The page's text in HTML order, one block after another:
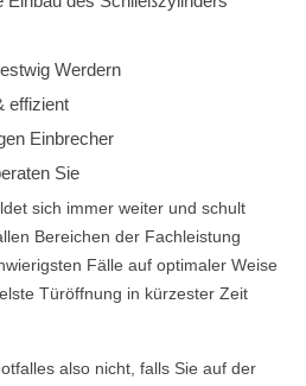
Werdern
effizient
Einbrecher
Sie
sich immer weiter und schult
Bereichen der Fachleistung
Fälle auf optimaler Weise
Türöffnung in kürzester Zeit
also nicht, falls Sie auf der